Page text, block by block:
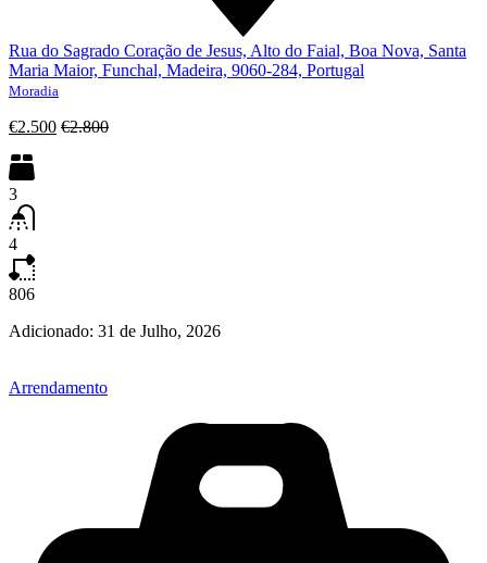
Rua do Sagrado Coração de Jesus, Alto do Faial, Boa Nova, Santa
Maria Maior, Funchal, Madeira, 9060-284, Portugal
Moradia
€2.500 €2.800
3
4
806
Adicionado: 31 de Julho, 2026
Arrendamento